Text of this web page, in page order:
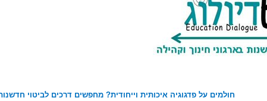
חולמים על פדגוגיה איכותית וייחודית? מחפשים דרכים לביטוי